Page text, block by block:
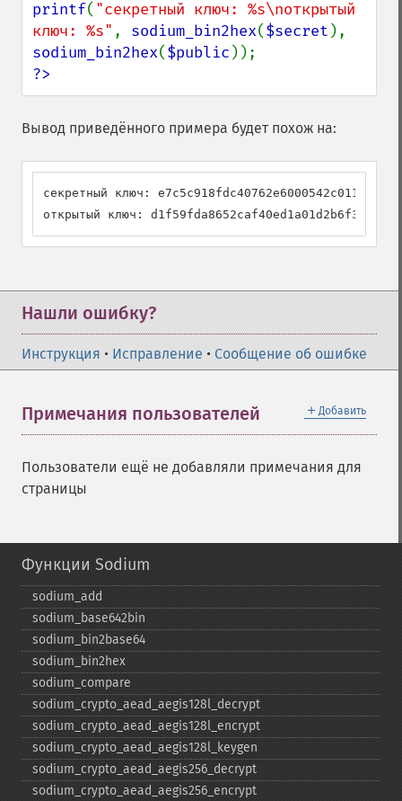
printf( "секретный ключ: %s\nоткрытый
ключ: %s" , sodium_bin2hex($secret
sodium_bin2hex($public
?>
Вывод приведённого примера будет похож на:
секретный ключ:
открытый ключ:
Нашли ошибку?
Инструкция • Исправление • Сообщение об ошибке
＋ Добавить
Примечания пользователей
Пользователи ещё не добавляли примечания для
страницы
Функции Sodium
sodium_​add
sodium_​base642bin
sodium_​bin2base64
sodium_​bin2hex
sodium_​compare
sodium_​crypto_​aead_​aegis128l_​decrypt
sodium_​crypto_​aead_​aegis128l_​encrypt
sodium_​crypto_​aead_​aegis128l_​keygen
sodium_​crypto_​aead_​aegis256_​decrypt
sodium_​crypto_​aead_​aegis256_​encrypt